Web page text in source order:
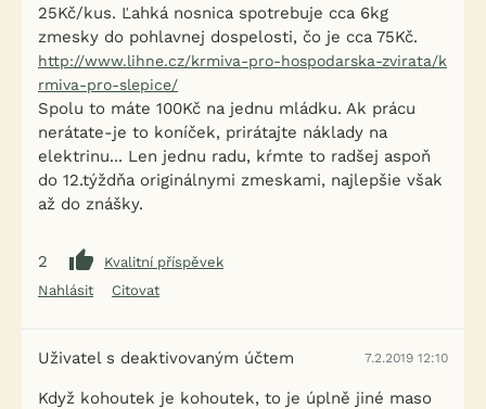
25Kč/kus. Ľahká nosnica spotrebuje cca 6kg
zmesky do pohlavnej dospelosti, čo je cca 75Kč.
http://www.lihne.cz/krmiva-pro-hospodarska-zvirata/k
rmiva-pro-slepice/
Spolu to máte 100Kč na jednu mládku. Ak prácu
nerátate-je to koníček, prirátajte náklady na
elektrinu... Len jednu radu, kŕmte to radšej aspoň
do 12.týždňa originálnymi zmeskami, najlepšie však
až do znášky.
2
Kvalitní příspěvek
Nahlásit
Citovat
Uživatel s deaktivovaným účtem 7.2.2019 12:10
Když kohoutek je kohoutek, to je úplně jiné maso